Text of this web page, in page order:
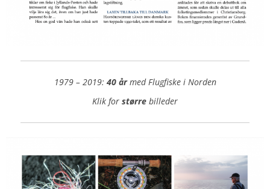
1979 – 2019: 40 årmed Flugfiske i Norden
Klik for større billeder